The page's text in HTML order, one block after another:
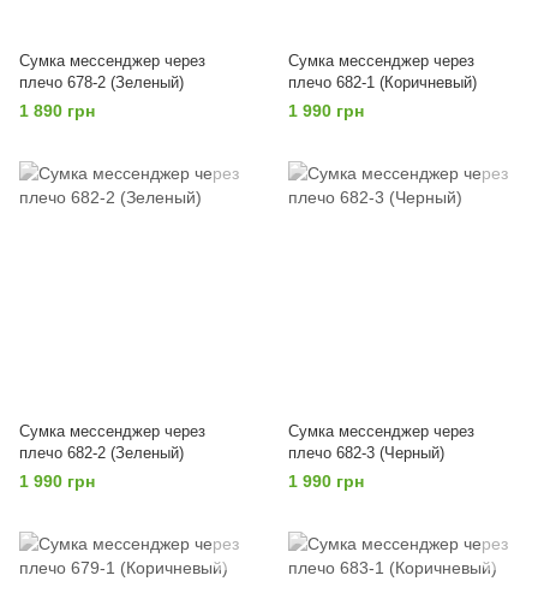
Сумка мессенджер через
плечо 678-2 (Зеленый)
1 890 грн
Сумка мессенджер через
плечо 682-1 (Коричневый)
1 990 грн
Сумка мессенджер через
плечо 682-2 (Зеленый)
1 990 грн
Сумка мессенджер через
плечо 682-3 (Черный)
1 990 грн